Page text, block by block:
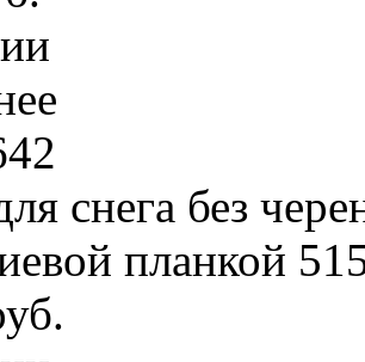
снега без
планкой